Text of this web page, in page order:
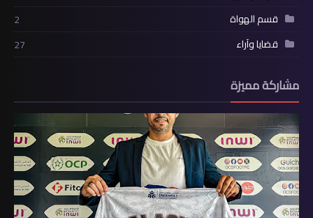
قسم الهواة
2
قضايا وآراء
27
مشاركة مميزة